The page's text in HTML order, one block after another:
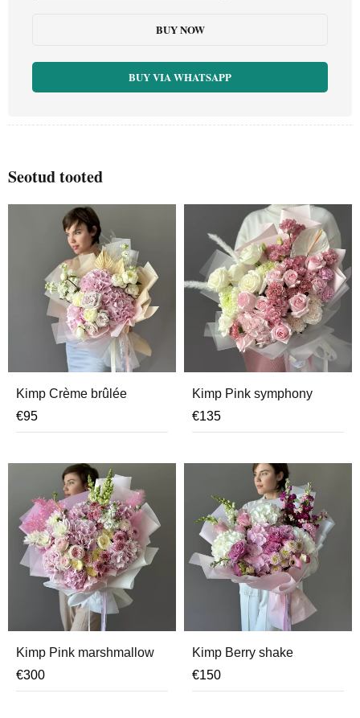
BUY NOW
BUY VIA WHATSAPP
Seotud tooted
Kimp Crème brûlée
€95
Kimp Pink symphony
€135
Kimp Pink marshmallow
€300
Kimp Berry shake
€150